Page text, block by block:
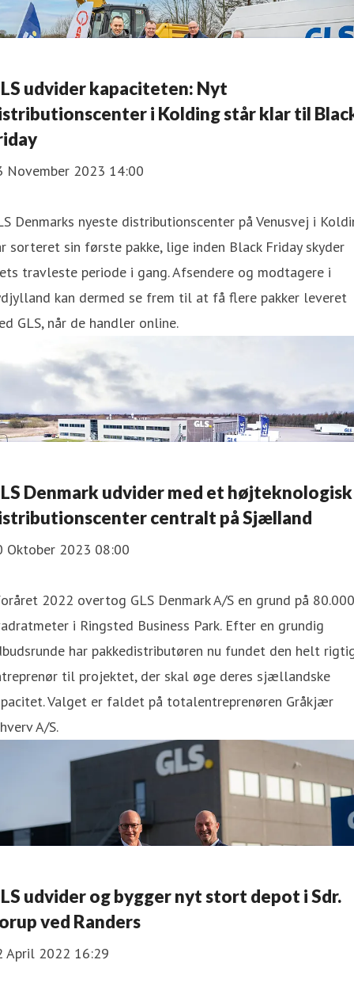
udvider kapaciteten: Nyt
i Kolding står klar til
November 2023 14:00
Denmarks nyeste distributionscenter på Venusvej i
sorteret sin første pakke, lige inden Black Friday skyder
travleste periode i gang. Afsendere og modtagere i
kan dermed se frem til at få flere pakker leveret
GLS, når de handler online.
Denmark udvider med et højteknologisk
centralt på Sjælland
Oktober 2023 08:00
2022 overtog GLS Denmark A/S en grund på 80.000
i Ringsted Business Park. Efter en grundig
har pakkedistributøren nu fundet den helt
til projektet, der skal øge deres sjællandske
Valget er faldet på totalentreprenøren Gråkjær
A/S.
udvider og bygger nyt stort depot i Sdr.
ved Randers
April 2022 16:29